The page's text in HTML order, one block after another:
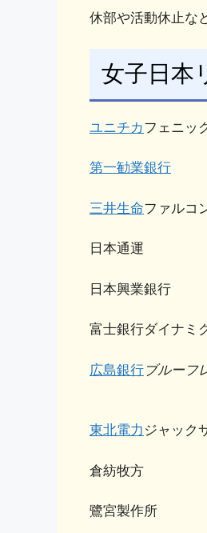
休部や活動休止な
女子日
ユニチカフェニッ
第一勧業銀行
三井生命ファルコ
日本通運
日本興業銀行
富士銀行ダイナミ
広島銀行 ブルーフ
東北電力 ジャック
倉紡牧方
鷺宮製作所